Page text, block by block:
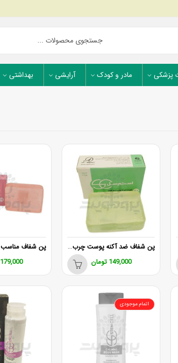
پزشکی مادر و کودک آرایشی بهداشتی
پن شفاف ضد آکنه پوست چرب استم سل
149,000 تومان 179,000
اتمام موجودی